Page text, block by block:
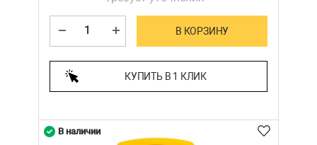
В КОРЗИНУ
КУПИТЬ В 1 КЛИК
В наличии